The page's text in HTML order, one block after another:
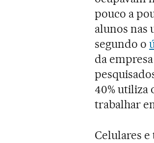
pouco a
alunos nas
segundo o
da
40% utiliza
trabalhar
Celulares